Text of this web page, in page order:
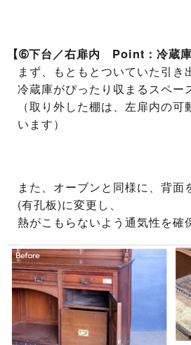
【➅下台／右扉内 Point：冷蔵庫
まず、もともとついていた引き
冷蔵庫がぴったり収まるスペー
（取り外した棚は、左扉内の
います）
また、オーブンと同様に、背面
(有孔板)に変更し、
熱がこもらないよう通気性を確